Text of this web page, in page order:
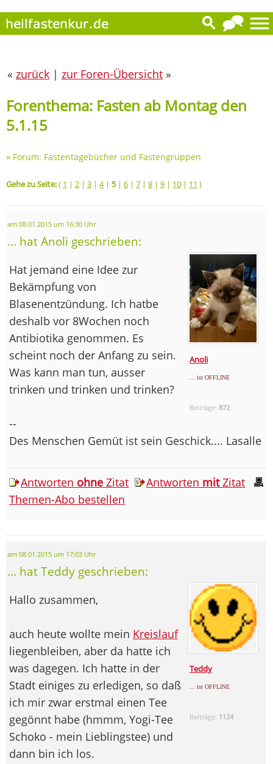
« zurück | zur Foren-Übersicht »
Forenthema: Fasten ab Montag den
5.1.15
» Forum: Fastentagebücher und Fastengruppen
Gehe zu Seite:( 1 | 2 | 3 | 4| 5| 6 | 7 | 8 | 9 | 10 | 11 )
am 08.01.2015 um 16:30 Uhr
... hat Anoli geschrieben:
Anoli
... ist OFFLINE
Beiträge:872
Hat jemand eine Idee zur
Bekämpfung von
Blasenentzündung. Ich hatbe
deshalb vor 8Wochen noch
Antibiotika genommen. Es
scheint noch der Anfang zu sein.
Was kann man tun, ausser
trinken und trinken und trinken?
--
Des Menschen Gemüt ist sein Geschick.... Lasalle
Antworten ohne Zitat Antworten mitZitat
Themen-Abo bestellen
am 08.01.2015 um 17:03 Uhr
... hat Teddy geschrieben:
Teddy
... ist OFFLINE
Beiträge: 1124
Hallo zusammen,
auch heute wollte mein Kreislauf
liegenbleiben, aber da hatte ich
was dagegen. Ich hatte in der
Stadt einiges zu erledigen, so daß
ich mir zwar erstmal einen Tee
gegönnt habe (hmmm, Yogi-Tee
Schoko - mein Lieblingstee) und
dann bin ich los.